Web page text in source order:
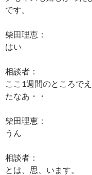
です。
柴田理恵：
はい
相談者：
ここ1週間のところで
たなあ・・
柴田理恵：
うん
相談者：
とは、思、います。